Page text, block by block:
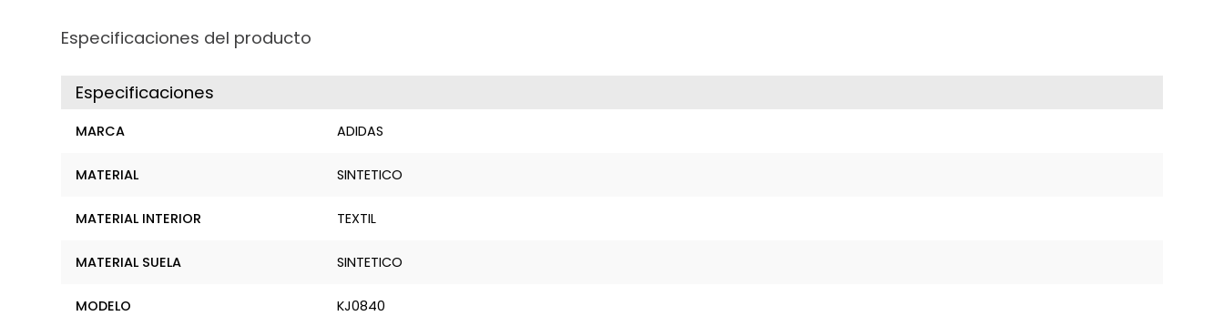
Especificaciones del producto
Especificaciones
MARCA ADIDAS
MATERIAL SINTETICO
MATERIAL INTERIOR TEXTIL
MATERIAL SUELA SINTETICO
MODELO KJ0840